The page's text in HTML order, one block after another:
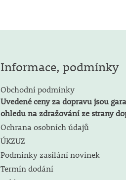
Informace, podmínky
Obchodní podmínky
Uvedené ceny za dopravu jsou
ohledu na zdražování ze strany
Ochrana osobních údajů
ÚKZUZ
Podmínky zasílání novinek
Termín dodání